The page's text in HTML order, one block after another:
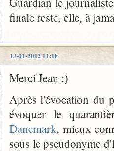
finale reste, elle, à
13-01-2012 11:18
Merci Jean :)
Après l'évocation du
évoquer le
Danemark, mieux
sous le pseudonyme